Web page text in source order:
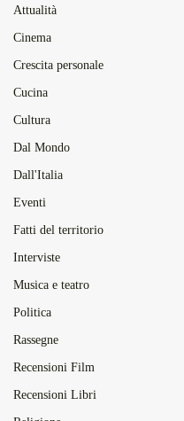
Attualità
Cinema
Crescita personale
Cucina
Cultura
Dal Mondo
Dall'Italia
Eventi
Fatti del territorio
Interviste
Musica e teatro
Politica
Rassegne
Recensioni Film
Recensioni Libri